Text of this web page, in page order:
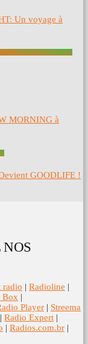
LA MUSIQUE FUNK
NOS
radio | Radioline |
Box |
Player | Streema
| Radio Expert |
| Radios.com.br |